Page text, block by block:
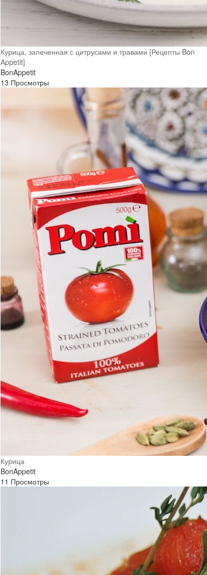
Курица, запеченная с цитрусами и травами [Рецепты Bon
Appetit]
BonAppetit
13 Просмотры
Курица
BonAppetit
11 Просмотры